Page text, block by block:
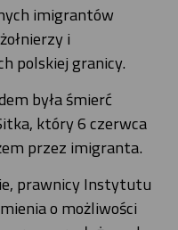
imigrantów
i
polskiej granicy.
była śmierć
który 6 czerwca
przez imigranta.
prawnicy Instytutu
o możliwości